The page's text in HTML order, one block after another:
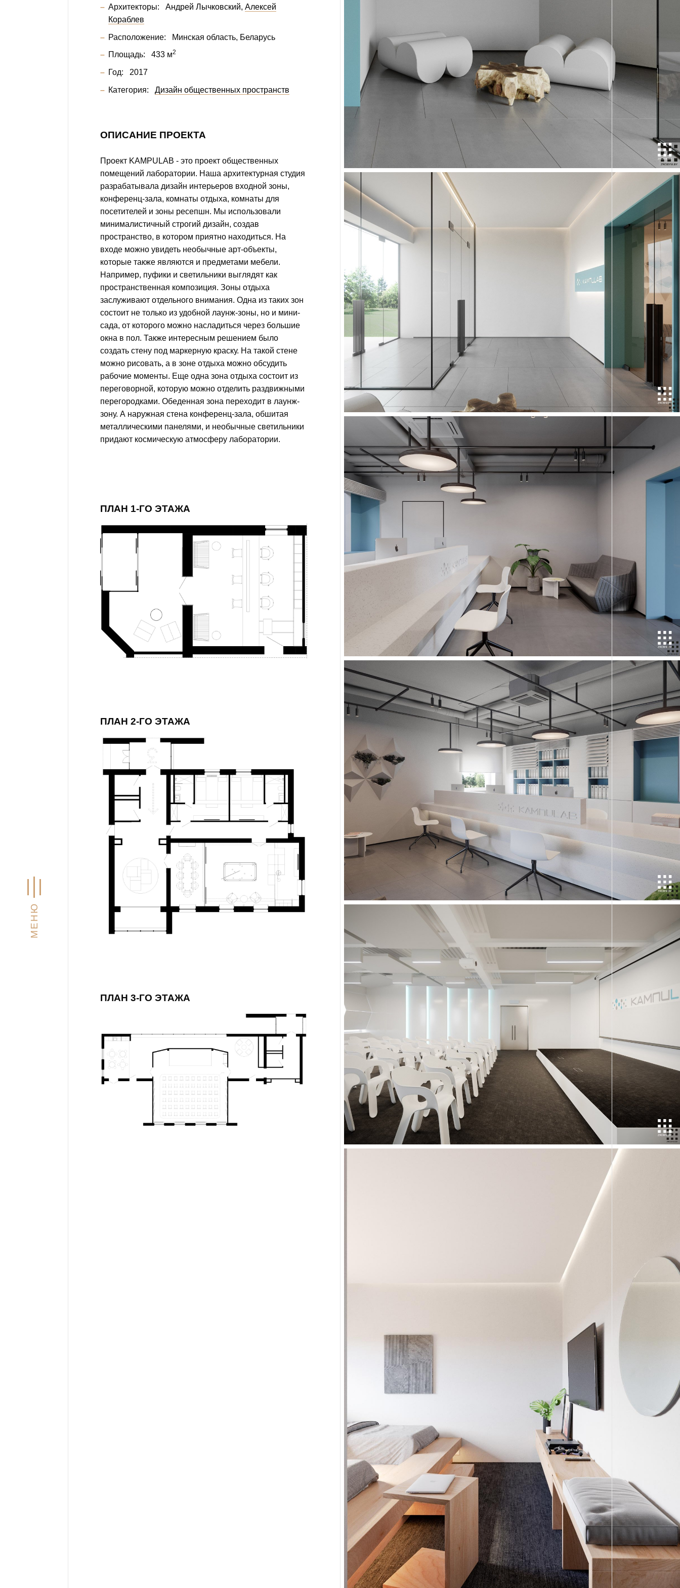
МЕНЮ
Архитекторы: Андрей Лычковский Алексей
Кораблев
Расположение: Минская область, Беларусь
Площадь: 433 м2
Год: 2017
Категория: Дизайн общественных пространств
ОПИСАНИЕ ПРОЕКТА
Проект KAMPULAB - это проект общественных
помещений лаборатории. Наша архитектурная студия
разрабатывала дизайн интерьеров входной зоны,
конференц-зала, комнаты отдыха, комнаты для
посетителей и зоны ресепшн. Мы использовали
минималистичный строгий дизайн, создав
пространство, в котором приятно находиться. На
входе можно увидеть необычные арт-объекты,
которые также являются и предметами мебели.
Например, пуфики и светильники выглядят как
пространственная композиция. Зоны отдыха
заслуживают отдельного внимания. Одна из таких зон
состоит не только из удобной лаунж-зоны, но и мини-
сада, от которого можно насладиться через большие
окна в пол. Также интересным решением было
создать стену под маркерную краску. На такой стене
можно рисовать, а в зоне отдыха можно обсудить
рабочие моменты. Еще одна зона отдыха состоит из
переговорной, которую можно отделить раздвижными
перегородками. Обеденная зона переходит в лаунж-
зону. А наружная стена конференц-зала, обшитая
металлическими панелями, и необычные светильники
придают космическую атмосферу лаборатории.
ПЛАН 1-ГО ЭТАЖА
ПЛАН 2-ГО ЭТАЖА
ПЛАН 3-ГО ЭТАЖА